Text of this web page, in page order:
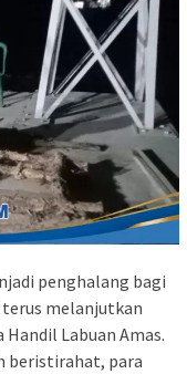
penghalang bagi
melanjutkan
Labuan Amas.
beristirahat, para